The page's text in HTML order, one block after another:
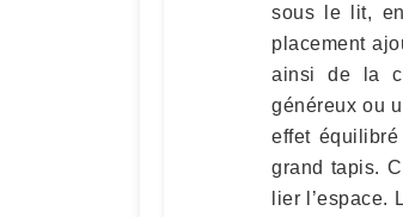
sous le lit,
placement
ainsi de la
généreux ou
effet
grand tapis.
lier